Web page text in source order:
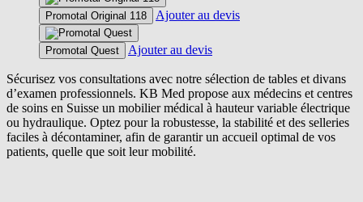
Promotal Original 118 Ajouter au devis
Promotal Quest Ajouter au devis
Sécurisez vos consultations avec notre sélection de tables et divans
d’examen professionnels. KB Med propose aux médecins et centres
de soins en Suisse un mobilier médical à hauteur variable électrique
ou hydraulique. Optez pour la robustesse, la stabilité et des selleries
faciles à décontaminer, afin de garantir un accueil optimal de vos
patients, quelle que soit leur mobilité.